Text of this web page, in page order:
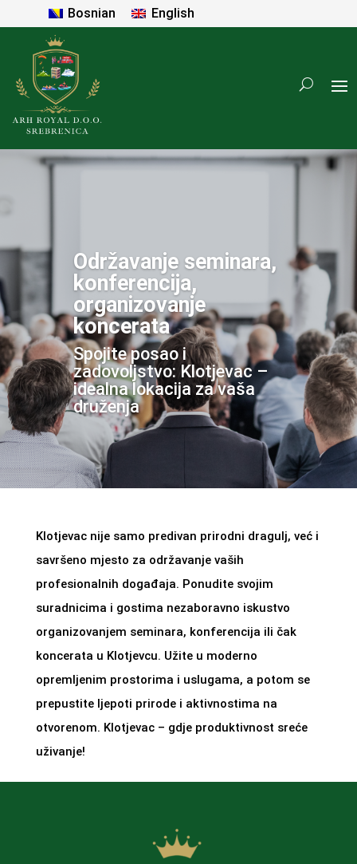
Bosnian English
Održavanje seminara,
konferencija,
organizovanje
koncerata
Spojite posao i
zadovoljstvo: Klotjevac –
idealna lokacija za vaša
druženja
Klotjevac nije samo predivan prirodni dragulj, već i
savršeno mjesto za održavanje vaših
profesionalnih događaja. Ponudite svojim
suradnicima i gostima nezaboravno iskustvo
organizovanjem seminara, konferencija ili čak
koncerata u Klotjevcu. Užite u moderno
opremljenim prostorima i uslugama, a potom se
prepustite ljepoti prirode i aktivnostima na
otvorenom. Klotjevac – gdje produktivnost sreće
uživanje!